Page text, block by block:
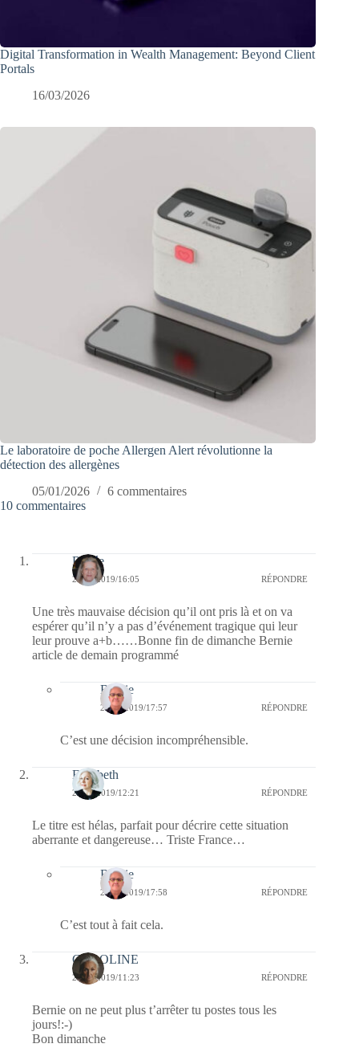
Digital Transformation in Wealth Management: Beyond Client
Portals
16/03/2026
Le laboratoire de poche Allergen Alert révolutionne la
détection des allergènes
05/01/2026
6 commentaires
10 commentaires
Renée
28/07/2019/16:05 RÉPONDRE
Une très mauvaise décision qu’il ont pris là et on va
espérer qu’il n’y a pas d’événement tragique qui leur
leur prouve a+b……Bonne fin de dimanche Bernie
article de demain programmé
Bernie
28/07/2019/17:57 RÉPONDRE
C’est une décision incompréhensible.
Elisabeth
28/07/2019/12:21 RÉPONDRE
Le titre est hélas, parfait pour décrire cette situation
aberrante et dangereuse… Triste France…
Bernie
28/07/2019/17:58 RÉPONDRE
C’est tout à fait cela.
CAROLINE
28/07/2019/11:23 RÉPONDRE
Bernie on ne peut plus t’arrêter tu postes tous les
jours!:-)
Bon dimanche